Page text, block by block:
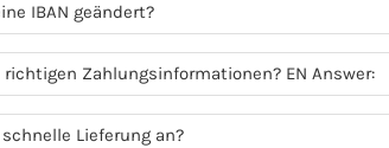
IBAN geändert?
Zahlungsinformationen? EN Answer:
Lieferung an?